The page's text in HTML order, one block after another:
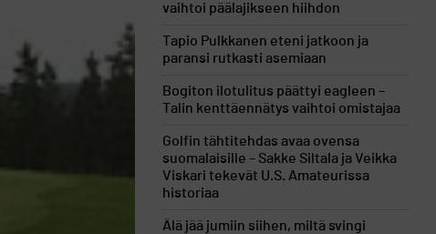
vaihtoi päälajikseen hiihdon
Tapio Pulkkanen eteni jatkoon ja
paransi rutkasti asemiaan
Bogiton ilotulitus päättyi eagleen –
Talin kenttäennätys vaihtoi omistajaa
Golfin tähtitehdas avaa ovensa
suomalaisille – Sakke Siltala ja Veikka
Viskari tekevät U.S. Amateurissa
historiaa
Älä jää jumiin siihen, miltä svingi